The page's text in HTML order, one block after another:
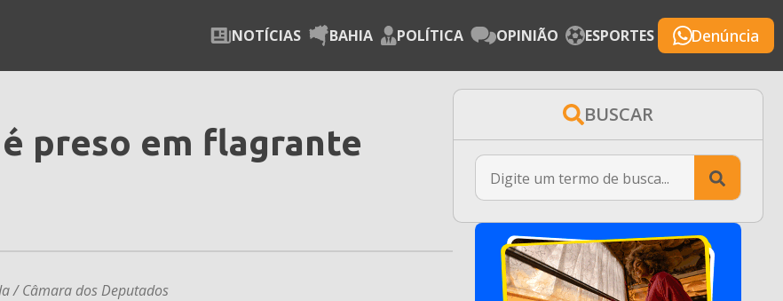
NOTÍCIAS BAHIA POLÍTICA OPINIÃO ESPORTES Denúncia
preso em flagrante
/ Câmara dos Deputados
BUSCAR
for: